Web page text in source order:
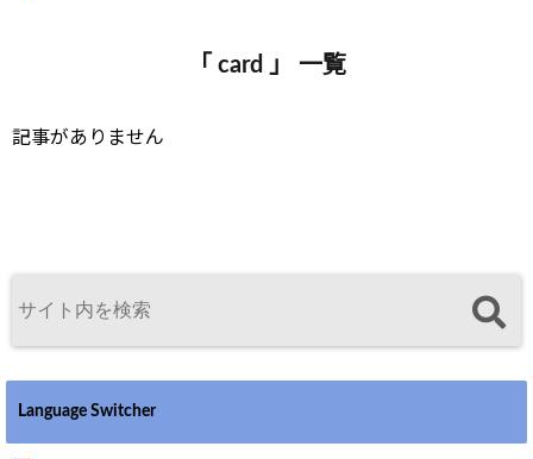
「 card 」 一覧
記事がありません
Language Switcher